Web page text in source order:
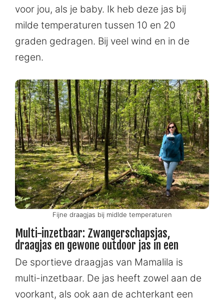
voor jou, als je baby. Ik heb deze jas bij
milde temperaturen tussen 10 en 20
graden gedragen. Bij veel wind en in de
regen.
Fijne draagjas bij midlde temperaturen
Multi-inzetbaar: Zwangerschapsjas,
draagjas en gewone outdoor jas in een
De sportieve draagjas van Mamalila is
multi-inzetbaar. De jas heeft zowel aan de
voorkant, als ook aan de achterkant een